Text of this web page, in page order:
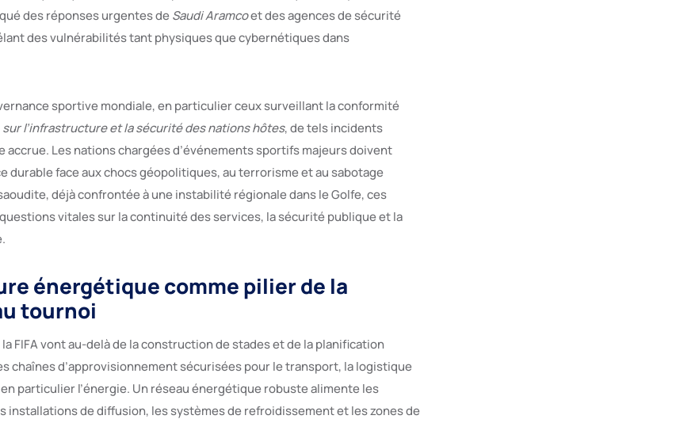
des réponses urgentes deSaudi Aramcoet des agences de sécurité
des vulnérabilités tant physiques que cybernétiques dans
sportive mondiale, en particulier ceux surveillant la conformité
sur l’infrastructure et la sécurité des nations hôtes, de tels incidents
Les nations chargées d’événements sportifs majeurs doivent
durable face aux chocs géopolitiques, au terrorisme et au sabotage
déjà confrontée à une instabilité régionale dans le Golfe, ces
vitales sur la continuité des services, la sécurité publique et la
énergétique comme pilier de la
tournoi
la FIFA vont au-delà de la construction de stades et de la planification
chaînes d’approvisionnement sécurisées pour le transport, la logistique
particulier l’énergie. Un réseau énergétique robuste alimente les
installations de diffusion, les systèmes de refroidissement et les zones de